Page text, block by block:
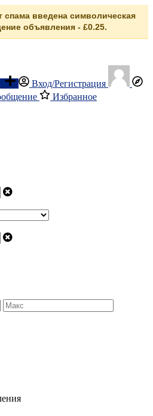
введена символическая
объявления - £0.25.
Вход/Регистрация
Избранное